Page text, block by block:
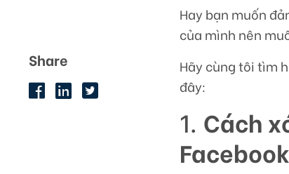
Share
Hay bạn muốn
của mình nên
Hãy cùng tôi tìm
đây:
1. Cách
Facebook